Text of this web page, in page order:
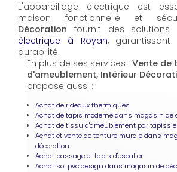
L'appareillage électrique est
maison fonctionnelle et
Décoration fournit des solutions
électrique à Royan, garantissant
durabilité.
En plus de ses services : Vente de
d'ameublement, Intérieur
propose aussi :
Achat de rideaux thermiques
Achat de tapis moderne dans magasin de
Achat de tissu d'ameublement par
Achat et vente de tenture murale dans
décoration
Achat passage et tapis d'escalier
Achat sol pvc design dans magasin de